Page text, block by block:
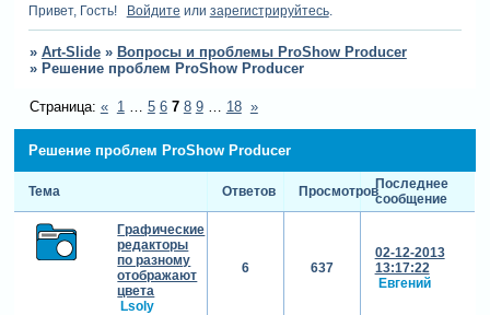
Привет, Гость! Войдите или зарегистрируйтесь.
» Art-Slide » Вопросы и проблемы ProShow Producer
» Решение проблем ProShow Producer
Решение проблем ProShow Producer
Страница: « 1 … 5 6 7 8 9 … 18 »
Тема Ответов ПросмотровПоследнее
сообщение
Графические
редакторы
по разному
отображают
цвета
Lsoly
6 637
02-12-2013
13:17:22
Евгений